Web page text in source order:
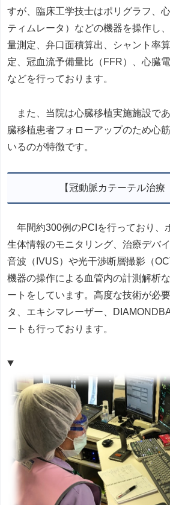
すが、臨床工学技士はポリグラフ、
ティムレータ）などの機器を操作し
量測定、弁口面積算出、シャント率
定、冠血流予備量比（FFR）、心臓
などを行っております。
また、当院は心臓移植実施施設で
臓移植患者フォローアップのため心
いるのが特徴です。
【冠動脈カテーテル治療
年間約300例のPCIを行っており、
生体情報のモニタリング、治療デバ
音波（IVUS）や光干渉断層撮影（
機器の操作による血管内の計測解析
ートをしています。高度な技術が必
タ、エキシマレーザー、
ートも行っております。